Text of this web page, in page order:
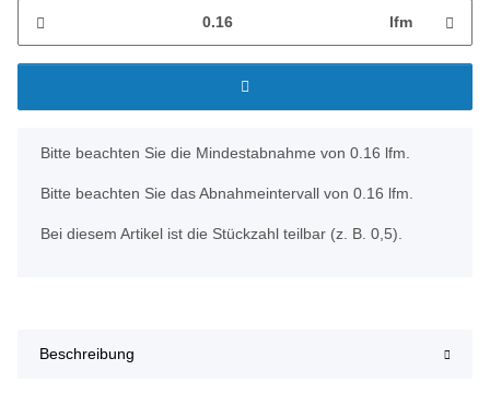
lfm
x
Bitte beachten Sie die Mindestabnahme von 0.16 lfm.
Bitte beachten Sie das Abnahmeintervall von 0.16 lfm.
Bei diesem Artikel ist die Stückzahl teilbar (z. B. 0,5).
Beschreibung